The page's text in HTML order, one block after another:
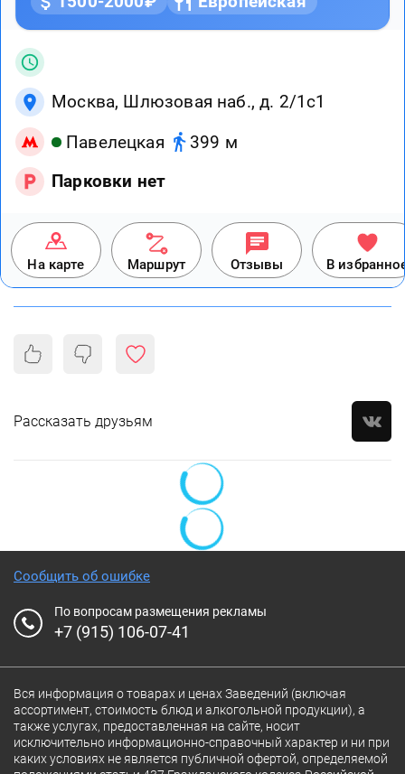
Москва, Шлюзовая наб., д. 2/1с1
Павелецкая
399 м
Парковки нет
На карте Маршрут Отзывы В
Рассказать друзьям
Сообщить об ошибке
По вопросам размещения рекламы
+7 (915) 106-07-41
Вся информация о товарах и ценах Заведений (включая
ассортимент, стоимость блюд и алкогольной продукции), а
также услугах, предоставленная на сайте, носит
исключительно информационно-справочный характер и ни при
каких условиях не является публичной офертой, определяемой